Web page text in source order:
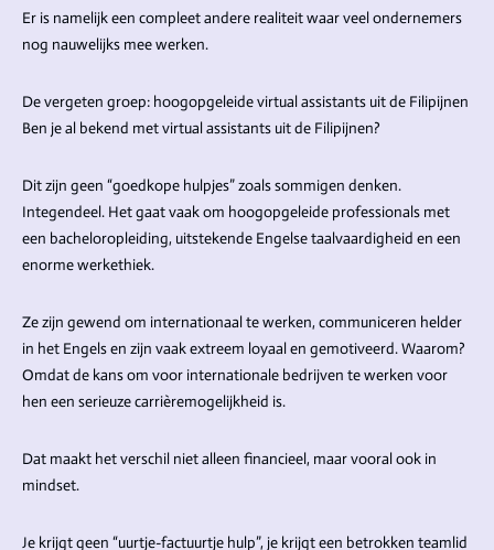
Er is namelijk een compleet andere realiteit waar veel ondernemers
nog nauwelijks mee werken.
De vergeten groep: hoogopgeleide virtual assistants uit de Filipijnen
Ben je al bekend met virtual assistants uit de Filipijnen?
Dit zijn geen “goedkope hulpjes” zoals sommigen denken.
Integendeel. Het gaat vaak om hoogopgeleide professionals met
een bacheloropleiding, uitstekende Engelse taalvaardigheid en een
enorme werkethiek.
Ze zijn gewend om internationaal te werken, communiceren helder
in het Engels en zijn vaak extreem loyaal en gemotiveerd. Waarom?
Omdat de kans om voor internationale bedrijven te werken voor
hen een serieuze carrièremogelijkheid is.
Dat maakt het verschil niet alleen financieel, maar vooral ook in
mindset.
Je krijgt geen “uurtje-factuurtje hulp”, je krijgt een betrokken teamlid